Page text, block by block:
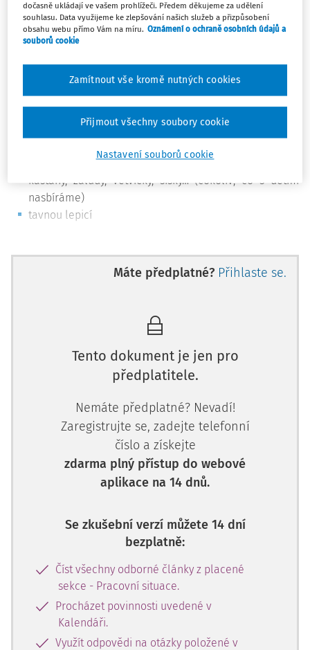
PODZIMNÍ OBRAZ
bílé a barevné čtvrtky (na výrobu listů dle naší fantazie,
protože přírodní listy můžeme kombinovat s
papírovými)
vodou ředitelné barvy (tempery, akryl, vodovky)
roztírat barvy, lepit podzimní motivy)
kaštany, žaludy, větvičky, šišky… (cokoliv, co s dětmi
nasbíráme)
tavnou lepicí
Máte předplatné? Přihlaste se.
Tento dokument je jen pro
předplatitele.
Nemáte předplatné? Nevadí!
Zaregistrujte se, zadejte telefonní
číslo a získejte
zdarma plný přístup do webové
aplikace na 14 dnů.
Se zkušební verzí můžete 14 dní
bezplatně:
Číst všechny odborné články z placené
sekce - Pracovní situace.
Procházet povinnosti uvedené v
Kalendáři.
Využít odpovědi na otázky položené v
dočasně ukládají ve vašem prohlížeči. Předem děkujeme za udělení
souhlasu. Data využijeme ke zlepšování našich služeb a přizpůsobení
obsahu webu přímo Vám na míru. Oznámení o ochraně osobních údajů a
souborů cookie
Nastavení souborů cookie
Zamítnout vše kromě nutných cookies
Přijmout všechny soubory cookie